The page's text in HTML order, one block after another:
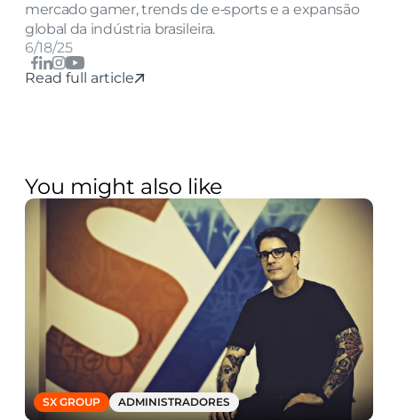
mercado gamer, trends de e‑sports e a expansão
global da indústria brasileira.
6/18/25
Read full article
You might also like
SX GROUP ADMINISTRADORES